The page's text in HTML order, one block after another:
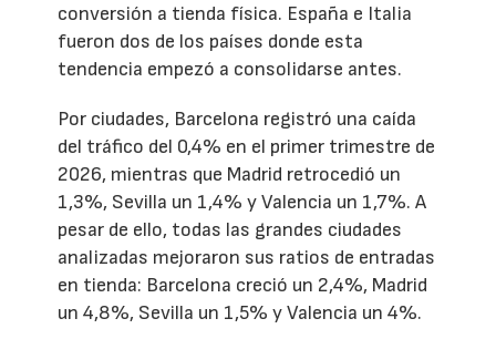
conversión a tienda física. España e Italia
fueron dos de los países donde esta
tendencia empezó a consolidarse antes.
Por ciudades, Barcelona registró una caída
del tráfico del 0,4% en el primer trimestre de
2026, mientras que Madrid retrocedió un
1,3%, Sevilla un 1,4% y Valencia un 1,7%. A
pesar de ello, todas las grandes ciudades
analizadas mejoraron sus ratios de entradas
en tienda: Barcelona creció un 2,4%, Madrid
un 4,8%, Sevilla un 1,5% y Valencia un 4%.